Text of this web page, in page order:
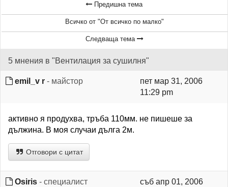
Предишна тема
Всичко от "От всичко по малко"
Следваща тема
5 мнения в "Вентилация за сушилня"
emil_v r - майстор
пет мар 31, 2006
11:29 pm
активно я продухва, тръба 110мм. не пишеше за
дължина. В моя случаи дълга 2м.
Отговори с цитат
Osiris - специалист
съб апр 01, 2006